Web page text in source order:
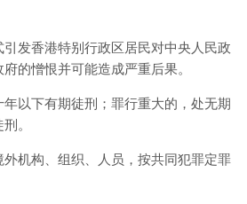
引发香港特别行政区居民对中央人民政
的憎恨并可能造成严重后果。
以下有期徒刑；罪行重大的，处无期
。
机构、组织、人员，按共同犯罪定罪